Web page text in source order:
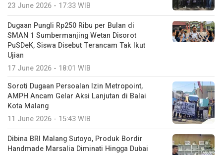
23 June 2026 - 17:33 WIB
Dugaan Pungli Rp250 Ribu per Bulan di
SMAN 1 Sumbermanjing Wetan Disorot
PuSDeK, Siswa Disebut Terancam Tak Ikut
Ujian
17 June 2026 - 18:01 WIB
Soroti Dugaan Persoalan Izin Metropoint,
AMPH Ancam Gelar Aksi Lanjutan di Balai
Kota Malang
11 June 2026 - 15:43 WIB
Dibina BRI Malang Sutoyo, Produk Bordir
Handmade Marsalia Diminati Hingga Dubai